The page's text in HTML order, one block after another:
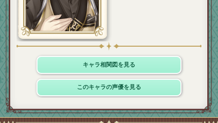
キャラ相関図を見る
このキャラの声優を見る